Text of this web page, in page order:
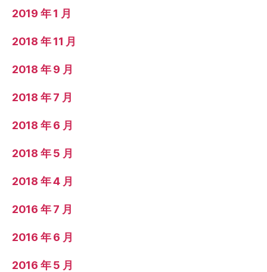
2019 年 1 月
2018 年 11 月
2018 年 9 月
2018 年 7 月
2018 年 6 月
2018 年 5 月
2018 年 4 月
2016 年 7 月
2016 年 6 月
2016 年 5 月